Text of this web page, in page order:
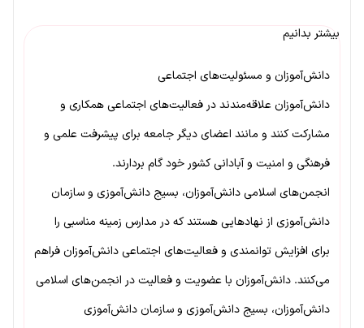
بیشتر بدانیم
دانش‌آموزان و مسئولیت‌های اجتماعی
دانش‌آموزان علاقه‌مندند در فعالیت‌های اجتماعی همکاری و
مشارکت کنند و مانند اعضای دیگر جامعه برای پیشرفت علمی و
فرهنگی و امنیت و آبادانی کشور خود گام بردارند.
انجمن‌های اسلامی دانش‌آموزان، بسیج دانش‌آموزی و سازمان
دانش‌آموزی از نهادهایی هستند که در مدارس زمینه مناسبی را
برای افزایش توانمندی و فعالیت‌های اجتماعی دانش‌آموزان فراهم
می‌کنند. دانش‌آموزان با عضویت و فعالیت در انجمن‌های اسلامی
دانش‌آموزان، بسیج دانش‌آموزی و سازمان دانش‌آموزی